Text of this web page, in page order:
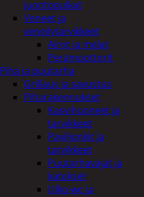
juontopulkat
Veneet ja
veneilytarvikkeet
Airot ja melat
Perämoottorit
Piha ja puutarha
Grillaus ja savustus
Piharakennukset
Kasvihuoneet ja
tarvikkeet
Paviljonkit ja
tarvikkeet
Puutarhavajat ja
katokset
Ulko-wc ja